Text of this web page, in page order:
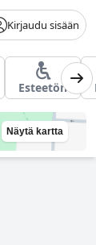
Kirjaudu sisään
Esteetön
Näytä kartta